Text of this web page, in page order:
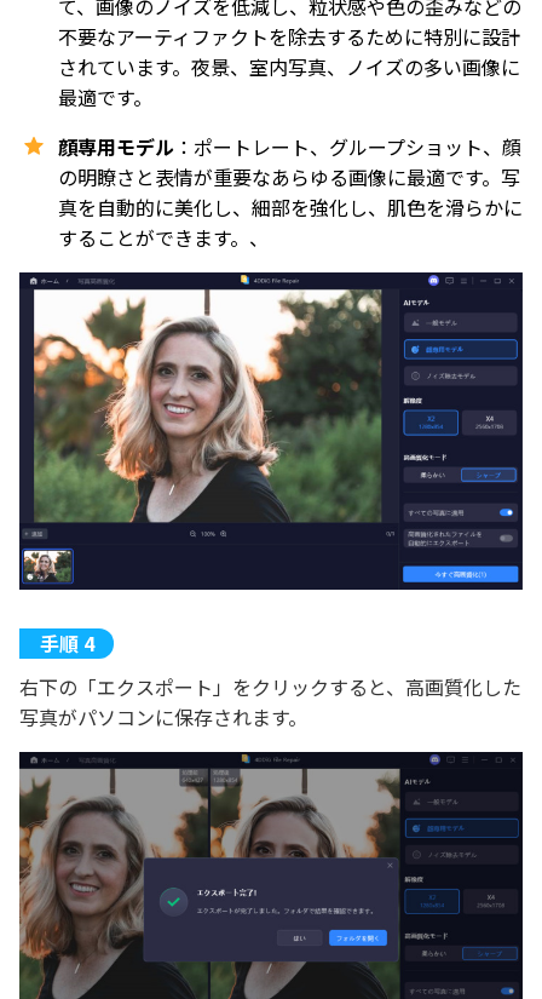
て、画像のノイズを低減し、粒状感や色の歪みなどの
不要なアーティファクトを除去するために特別に設計
されています。夜景、室内写真、ノイズの多い画像に
最適です。
顔専用モデル ：ポートレート、グループショット、顔
の明瞭さと表情が重要なあらゆる画像に最適です。写
真を自動的に美化し、細部を強化し、肌色を滑らかに
することができます。、
右下の「エクスポート」をクリックすると、高画質化した
写真がパソコンに保存されます。